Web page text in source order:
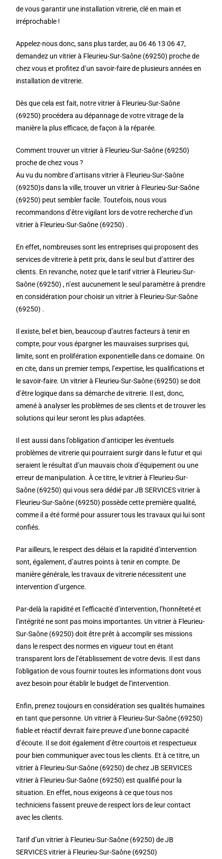
de vous garantir une installation vitrerie, clé en main et
irréprochable !
Appelez-nous donc, sans plus tarder, au 06 46 13 06 47,
demandez un vitrier à Fleurieu-Sur-Saône (69250) proche de
chez vous et profitez d’un savoir-faire de plusieurs années en
installation de vitrerie.
Dès que cela est fait, notre vitrier à Fleurieu-Sur-Saône
(69250) procédera au dépannage de votre vitrage de la
manière la plus efficace, de façon à la réparée.
Comment trouver un vitrier à Fleurieu-Sur-Saône (69250)
proche de chez vous ?
Au vu du nombre d’artisans vitrier à Fleurieu-Sur-Saône
(69250)s dans la ville, trouver un vitrier à Fleurieu-Sur-Saône
(69250) peut sembler facile. Toutefois, nous vous
recommandons d’être vigilant lors de votre recherche d’un
vitrier à Fleurieu-Sur-Saône (69250) .
En effet, nombreuses sont les entreprises qui proposent des
services de vitrerie à petit prix, dans le seul but d’attirer des
clients. En revanche, notez que le tarif vitrier à Fleurieu-Sur-
Saône (69250) , n’est aucunement le seul paramètre à prendre
en considération pour choisir un vitrier à Fleurieu-Sur-Saône
(69250) .
Il existe, bel et bien, beaucoup d’autres facteurs à tenir en
compte, pour vous épargner les mauvaises surprises qui,
limite, sont en prolifération exponentielle dans ce domaine. On
en cite, dans un premier temps, l’expertise, les qualifications et
le savoir-faire. Un vitrier à Fleurieu-Sur-Saône (69250) se doit
d’être logique dans sa démarche de vitrerie. Il est, donc,
amené à analyser les problèmes de ses clients et de trouver les
solutions qui leur seront les plus adaptées.
Il est aussi dans l’obligation d’anticiper les éventuels
problèmes de vitrerie qui pourraient surgir dans le futur et qui
seraient le résultat d’un mauvais choix d’équipement ou une
erreur de manipulation. À ce titre, le vitrier à Fleurieu-Sur-
Saône (69250) qui vous sera dédié par JB SERVICES vitrier à
Fleurieu-Sur-Saône (69250) possède cette première qualité,
comme il a été formé pour assurer tous les travaux qui lui sont
confiés.
Par ailleurs, le respect des délais et la rapidité d’intervention
sont, également, d’autres points à tenir en compte. De
manière générale, les travaux de vitrerie nécessitent une
intervention d’urgence.
Par-delà la rapidité et l’efficacité d’intervention, l’honnêteté et
l’intégrité ne sont pas moins importantes. Un vitrier à Fleurieu-
Sur-Saône (69250) doit être prêt à accomplir ses missions
dans le respect des normes en vigueur tout en étant
transparent lors de l’établissement de votre devis. Il est dans
l’obligation de vous fournir toutes les informations dont vous
avez besoin pour établir le budget de l’intervention.
Enfin, prenez toujours en considération ses qualités humaines
en tant que personne. Un vitrier à Fleurieu-Sur-Saône (69250)
fiable et réactif devrait faire preuve d’une bonne capacité
d’écoute. Il se doit également d’être courtois et respectueux
pour bien communiquer avec tous les clients. Et à ce titre, un
vitrier à Fleurieu-Sur-Saône (69250) de chez JB SERVICES
vitrier à Fleurieu-Sur-Saône (69250) est qualifié pour la
situation. En effet, nous exigeons à ce que tous nos
techniciens fassent preuve de respect lors de leur contact
avec les clients.
Tarif d’un vitrier à Fleurieu-Sur-Saône (69250) de JB
SERVICES vitrier à Fleurieu-Sur-Saône (69250)